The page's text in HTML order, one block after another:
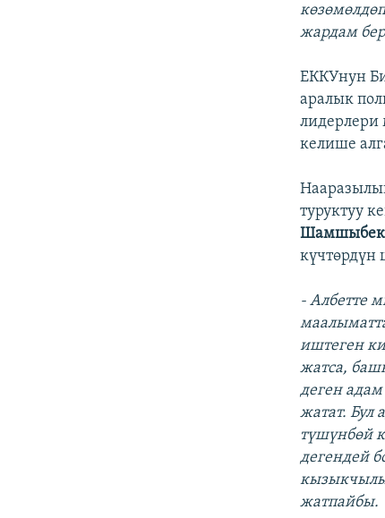
жардам
ЕККУнун
аралык
лидерлери
келише
туруктуу
күчтөрдүн
- Албетте
иштеген
жатса,
деген
жатат. Бул
түшүнбөй
дегендей
жатпайбы.